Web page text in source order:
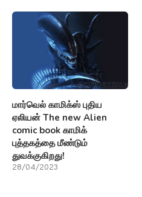
மார்வெல் காமிக்ஸ் புதிய
ஏலியன் The new Alien
comic book காமிக்
புத்தகத்தை மீண்டும்
துவக்குகிறது!
28/04/2023